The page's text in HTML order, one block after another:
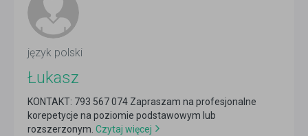
język polski
Łukasz
KONTAKT: 793 567 074 Zapraszam na profesjonalne
korepetycje na poziomie podstawowym lub
rozszerzonym. Czytaj więcej